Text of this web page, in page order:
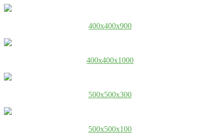
400x400x900
400x400x1000
500x500x300
500x500x100